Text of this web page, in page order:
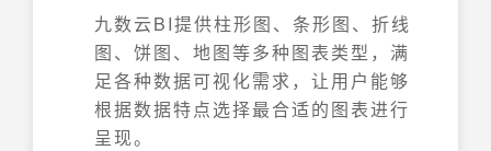
九数云BI提供柱形图、条形图、折线
图、饼图、地图等多种图表类型，满
足各种数据可视化需求，让用户能够
根据数据特点选择最合适的图表进行
呈现。